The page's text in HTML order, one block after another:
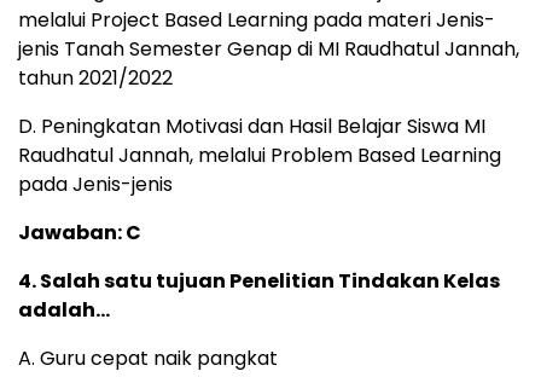
melalui Project Based Learning pada materi Jenis-
jenis Tanah Semester Genap di MI Raudhatul Jannah,
tahun 2021/2022
D. Peningkatan Motivasi dan Hasil Belajar Siswa MI
Raudhatul Jannah, melalui Problem Based Learning
pada Jenis-jenis
Jawaban: C
4. Salah satu tujuan Penelitian Tindakan Kelas
adalah…
A. Guru cepat naik pangkat